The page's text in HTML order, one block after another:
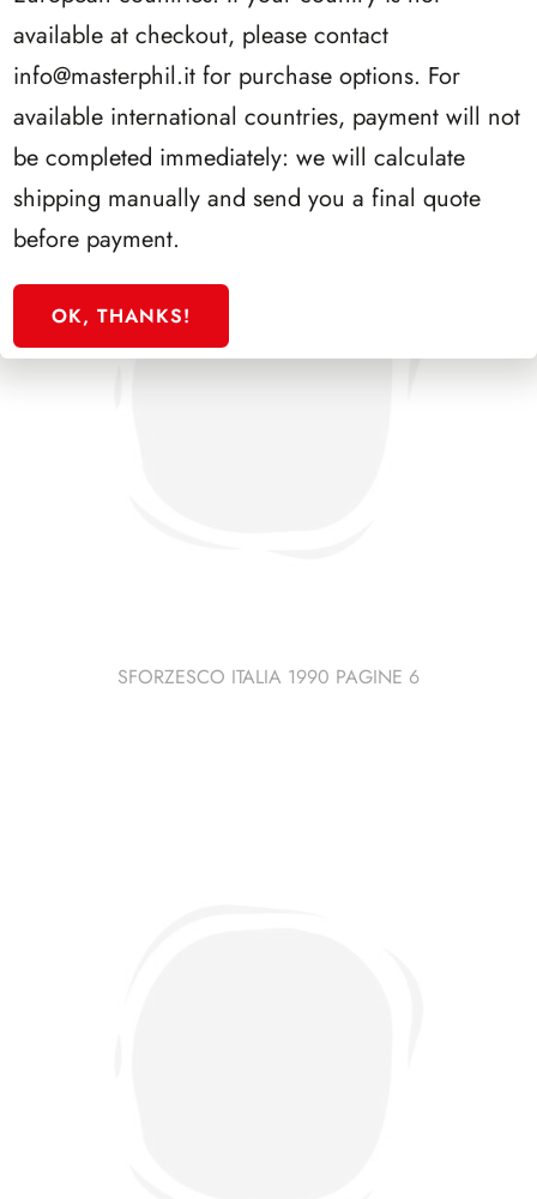
PRESIDENZA COSSIGA 1985/1992
SFORZESCO ITALIA 1990 PAGINE 6
available at checkout, please contact
info@masterphil.it for purchase options. For
available international countries, payment will not
be completed immediately: we will calculate
shipping manually and send you a final quote
before payment.
OK, THANKS!